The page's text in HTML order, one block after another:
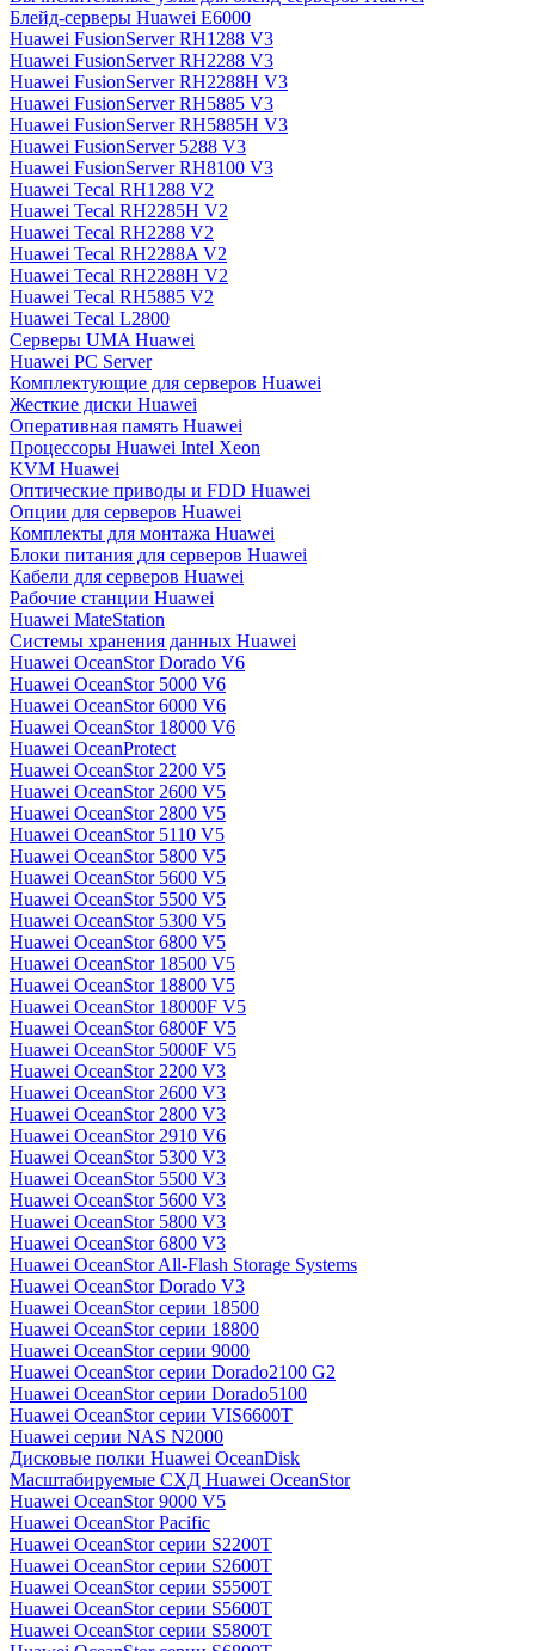
Блейд-серверы Huawei E6000
Huawei FusionServer RH1288 V3
Huawei FusionServer RH2288 V3
Huawei FusionServer RH2288H V3
Huawei FusionServer RH5885 V3
Huawei FusionServer RH5885H V3
Huawei FusionServer 5288 V3
Huawei FusionServer RH8100 V3
Huawei Tecal RH1288 V2
Huawei Tecal RH2285H V2
Huawei Tecal RH2288 V2
Huawei Tecal RH2288A V2
Huawei Tecal RH2288H V2
Huawei Tecal RH5885 V2
Huawei Tecal L2800
Серверы UMA Huawei
Huawei PC Server
Комплектующие для серверов Huawei
Жесткие диски Huawei
Оперативная память Huawei
Процессоры Huawei Intel Xeon
KVM Huawei
Оптические приводы и FDD Huawei
Опции для серверов Huawei
Комплекты для монтажа Huawei
Блоки питания для серверов Huawei
Кабели для серверов Huawei
Рабочие станции Huawei
Huawei MateStation
Системы хранения данных Huawei
Huawei OceanStor Dorado V6
Huawei OceanStor 5000 V6
Huawei OceanStor 6000 V6
Huawei OceanStor 18000 V6
Huawei OceanProtect
Huawei OceanStor 2200 V5
Huawei OceanStor 2600 V5
Huawei OceanStor 2800 V5
Huawei OceanStor 5110 V5
Huawei OceanStor 5800 V5
Huawei OceanStor 5600 V5
Huawei OceanStor 5500 V5
Huawei OceanStor 5300 V5
Huawei OceanStor 6800 V5
Huawei OceanStor 18500 V5
Huawei OceanStor 18800 V5
Huawei OceanStor 18000F V5
Huawei OceanStor 6800F V5
Huawei OceanStor 5000F V5
Huawei OceanStor 2200 V3
Huawei OceanStor 2600 V3
Huawei OceanStor 2800 V3
Huawei OceanStor 2910 V6
Huawei OceanStor 5300 V3
Huawei OceanStor 5500 V3
Huawei OceanStor 5600 V3
Huawei OceanStor 5800 V3
Huawei OceanStor 6800 V3
Huawei OceanStor All-Flash Storage Systems
Huawei OceanStor Dorado V3
Huawei OceanStor серии 18500
Huawei OceanStor серии 18800
Huawei OceanStor серии 9000
Huawei OceanStor серии Dorado2100 G2
Huawei OceanStor серии Dorado5100
Huawei OceanStor серии VIS6600T
Huawei серии NAS N2000
Дисковые полки Huawei OceanDisk
Масштабируемые СХД Huawei OceanStor
Huawei OceanStor 9000 V5
Huawei OceanStor Pacific
Huawei OceanStor серии S2200T
Huawei OceanStor серии S2600T
Huawei OceanStor серии S5500T
Huawei OceanStor серии S5600T
Huawei OceanStor серии S5800T